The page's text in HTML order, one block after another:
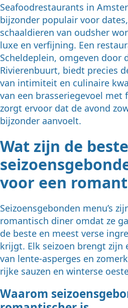
Seafoodrestaurants in
bijzonder populair voor
schaaldieren van oudsher
luxe en verfijning. Een
Scheldeplein, omgeven door
Rivierenbuurt, biedt precies
van intimiteit en culinaire
van een brasseriegevoel
zorgt ervoor dat de avond
bijzonder aanvoelt.
Wat zijn de beste
voor een
Seizoensgebonden menu’s
romantisch diner omdat ze
de beste en meest verse
krijgt. Elk seizoen brengt zijn
van lente-asperges en
rijke sauzen en winterse
Waarom